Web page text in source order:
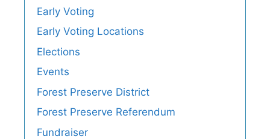
Early Voting
Early Voting Locations
Elections
Events
Forest Preserve District
Forest Preserve Referendum
Fundraiser